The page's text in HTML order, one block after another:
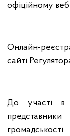
офіційному
Онлайн-
сайті
До участі в
громадськості.